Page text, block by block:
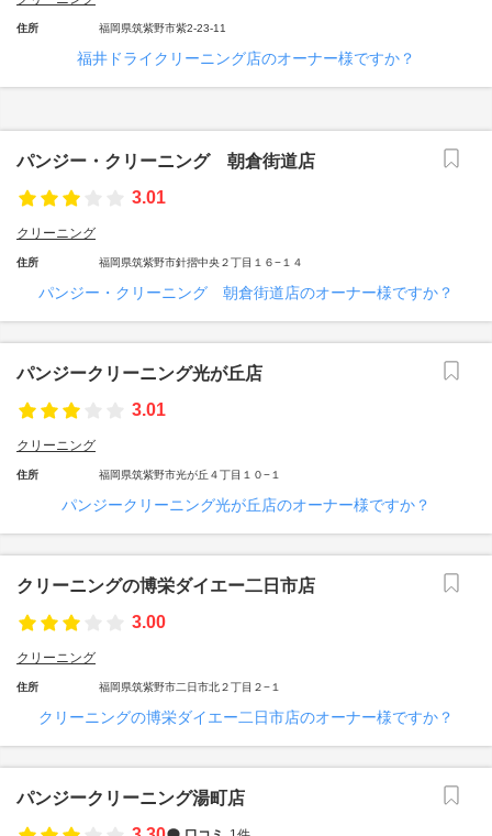
住所 福岡県筑紫野市紫2-23-11
福井ドライクリーニング店のオーナー様ですか？
パンジー・クリーニング 朝倉街道店
3.01
クリーニング
住所 福岡県筑紫野市針摺中央２丁目１６−１４
パンジー・クリーニング 朝倉街道店のオーナー様ですか？
パンジークリーニング光が丘店
3.01
クリーニング
住所 福岡県筑紫野市光が丘４丁目１０−１
パンジークリーニング光が丘店のオーナー様ですか？
クリーニングの博栄ダイエー二日市店
3.00
クリーニング
住所 福岡県筑紫野市二日市北２丁目２−１
クリーニングの博栄ダイエー二日市店のオーナー様ですか？
パンジークリーニング湯町店